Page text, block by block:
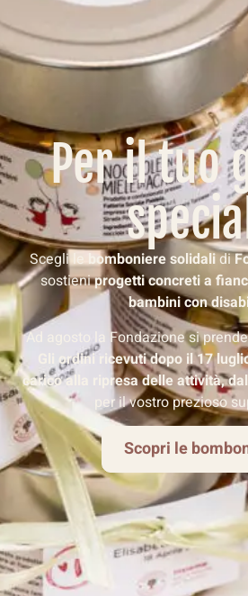
Per il tuo
Scegli lebomboniere solidalidi
sostieniprogetti concretia
bambini con
Ad agosto la Fondazione si
Gli ordini ricevuti dopo il 17
carico alla ripresa delle attività,
per il vostro prezioso
Scopri le